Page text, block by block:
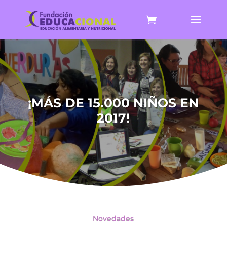
¡MÁS DE 15.000 NIÑOS EN
2017!
Novedades